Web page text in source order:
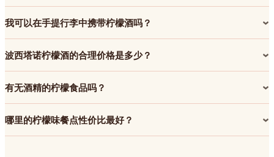
我可以在手提行李中携带柠檬酒吗？
波西塔诺柠檬酒的合理价格是多少？
有无酒精的柠檬食品吗？
哪里的柠檬味餐点性价比最好？